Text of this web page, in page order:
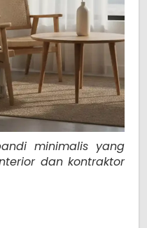
minimalis yang
dan kontraktor